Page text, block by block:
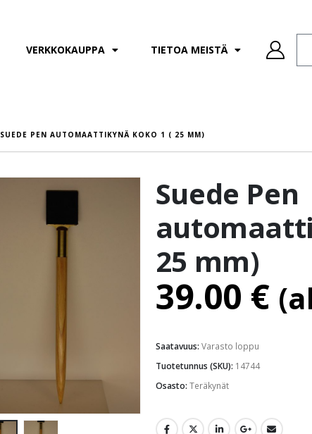
VERKKOKAUPPA TIETOA MEISTÄ
SUEDE PEN AUTOMAATTIKYNÄ KOKO 1 ( 25 MM)
Suede Pen
25 mm)
39.00 €
Saatavuus: Varasto loppu
Tuotetunnus (SKU): 14744
Osasto: Teräkynät